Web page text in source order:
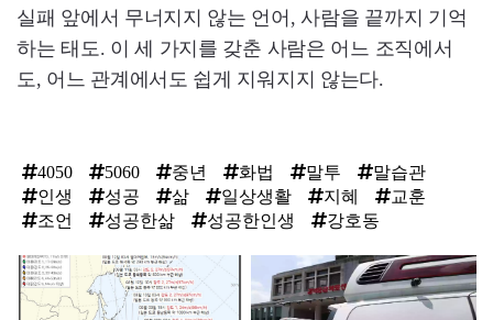
실패 앞에서 무너지지 않는 언어, 사람을 끝까지 기억
하는 태도. 이 세 가지를 갖춘 사람은 어느 조직에서
도, 어느 관계에서도 쉽게 지워지지 않는다.
4050 5060 중년 화법 말투
말습관
인생
성공 삶 일상생활 지혜
교훈
조언
성공한삶 성공한인생 강호동
탑
라
인